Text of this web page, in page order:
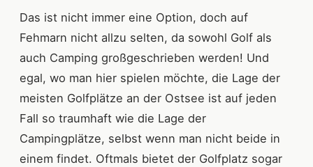
Das ist nicht immer eine Option, doch auf
Fehmarn nicht allzu selten, da sowohl Golf als
auch Camping großgeschrieben werden! Und
egal, wo man hier spielen möchte, die Lage der
meisten Golfplätze an der Ostsee ist auf jeden
Fall so traumhaft wie die Lage der
Campingplätze, selbst wenn man nicht beide in
einem findet. Oftmals bietet der Golfplatz sogar